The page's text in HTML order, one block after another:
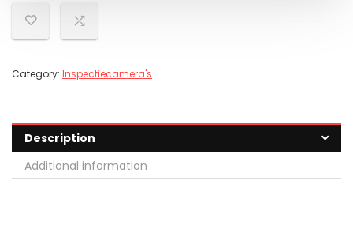
Category: Inspectiecamera's
Description
Additional information